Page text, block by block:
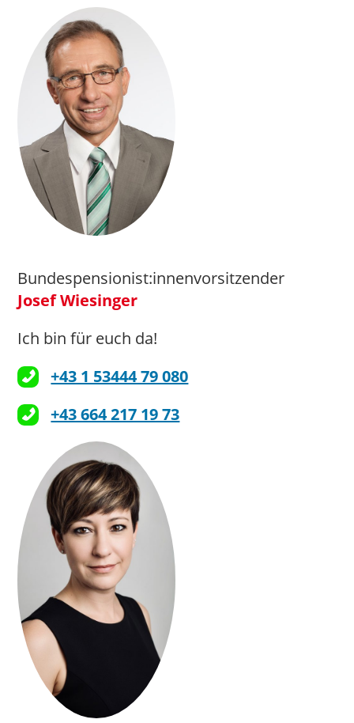
Bundespensionist:innenvorsitzender
Josef Wiesinger
Ich bin für euch da!
+43 1 53444 79 080
+43 664 217 19 73